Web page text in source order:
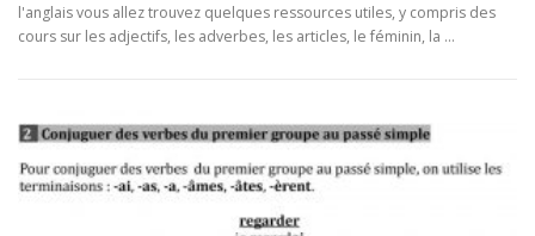
l'anglais vous allez trouvez quelques ressources utiles, y compris des
cours sur les adjectifs, les adverbes, les articles, le féminin, la …